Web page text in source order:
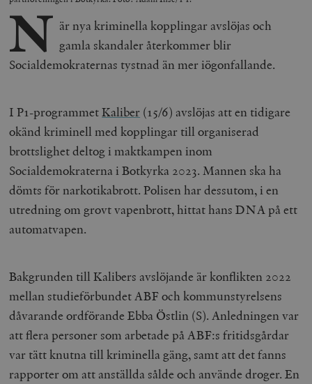
N är nya kriminella kopplingar avslöjas och
gamla skandaler återkommer blir
Socialdemokraternas tystnad än mer iögonfallande.
I P1-programmetKaliber (15/6) avslöjas att en tidigare
okänd kriminell med kopplingar till organiserad
brottslighet deltog i maktkampen inom
Socialdemokraterna i Botkyrka 2023. Mannen ska ha
dömts för narkotikabrott. Polisen har dessutom, i en
utredning om grovt vapenbrott, hittat hans DNA på ett
automatvapen.
Bakgrunden till Kalibers avslöjande är konflikten 2022
mellan studieförbundet ABF och kommunstyrelsens
dåvarande ordförande Ebba Östlin (S). Anledningen var
att flera personer som arbetade på ABF:s fritidsgårdar
var tätt knutna till kriminella gäng, samt att det fanns
rapporter om att anställda sålde och använde droger. En